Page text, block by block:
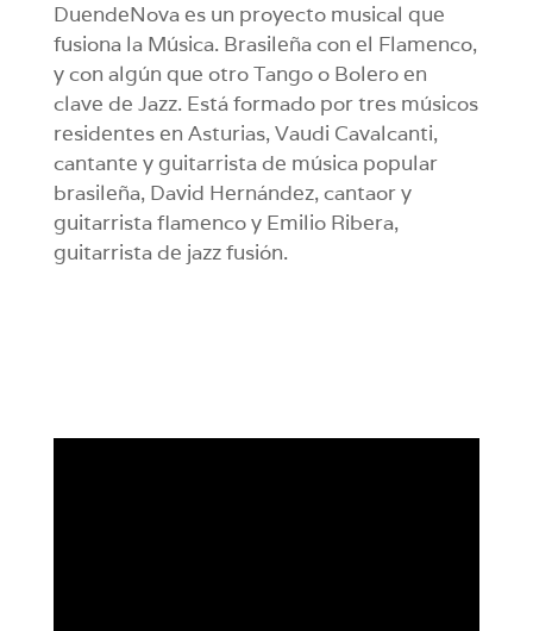
DuendeNova es un proyecto musical que
fusiona la Música. Brasileña con el Flamenco,
y con algún que otro Tango o Bolero en
clave de Jazz. Está formado por tres músicos
residentes en Asturias, Vaudi Cavalcanti,
cantante y guitarrista de música popular
brasileña, David Hernández, cantaor y
guitarrista flamenco y Emilio Ribera,
guitarrista de jazz fusión.